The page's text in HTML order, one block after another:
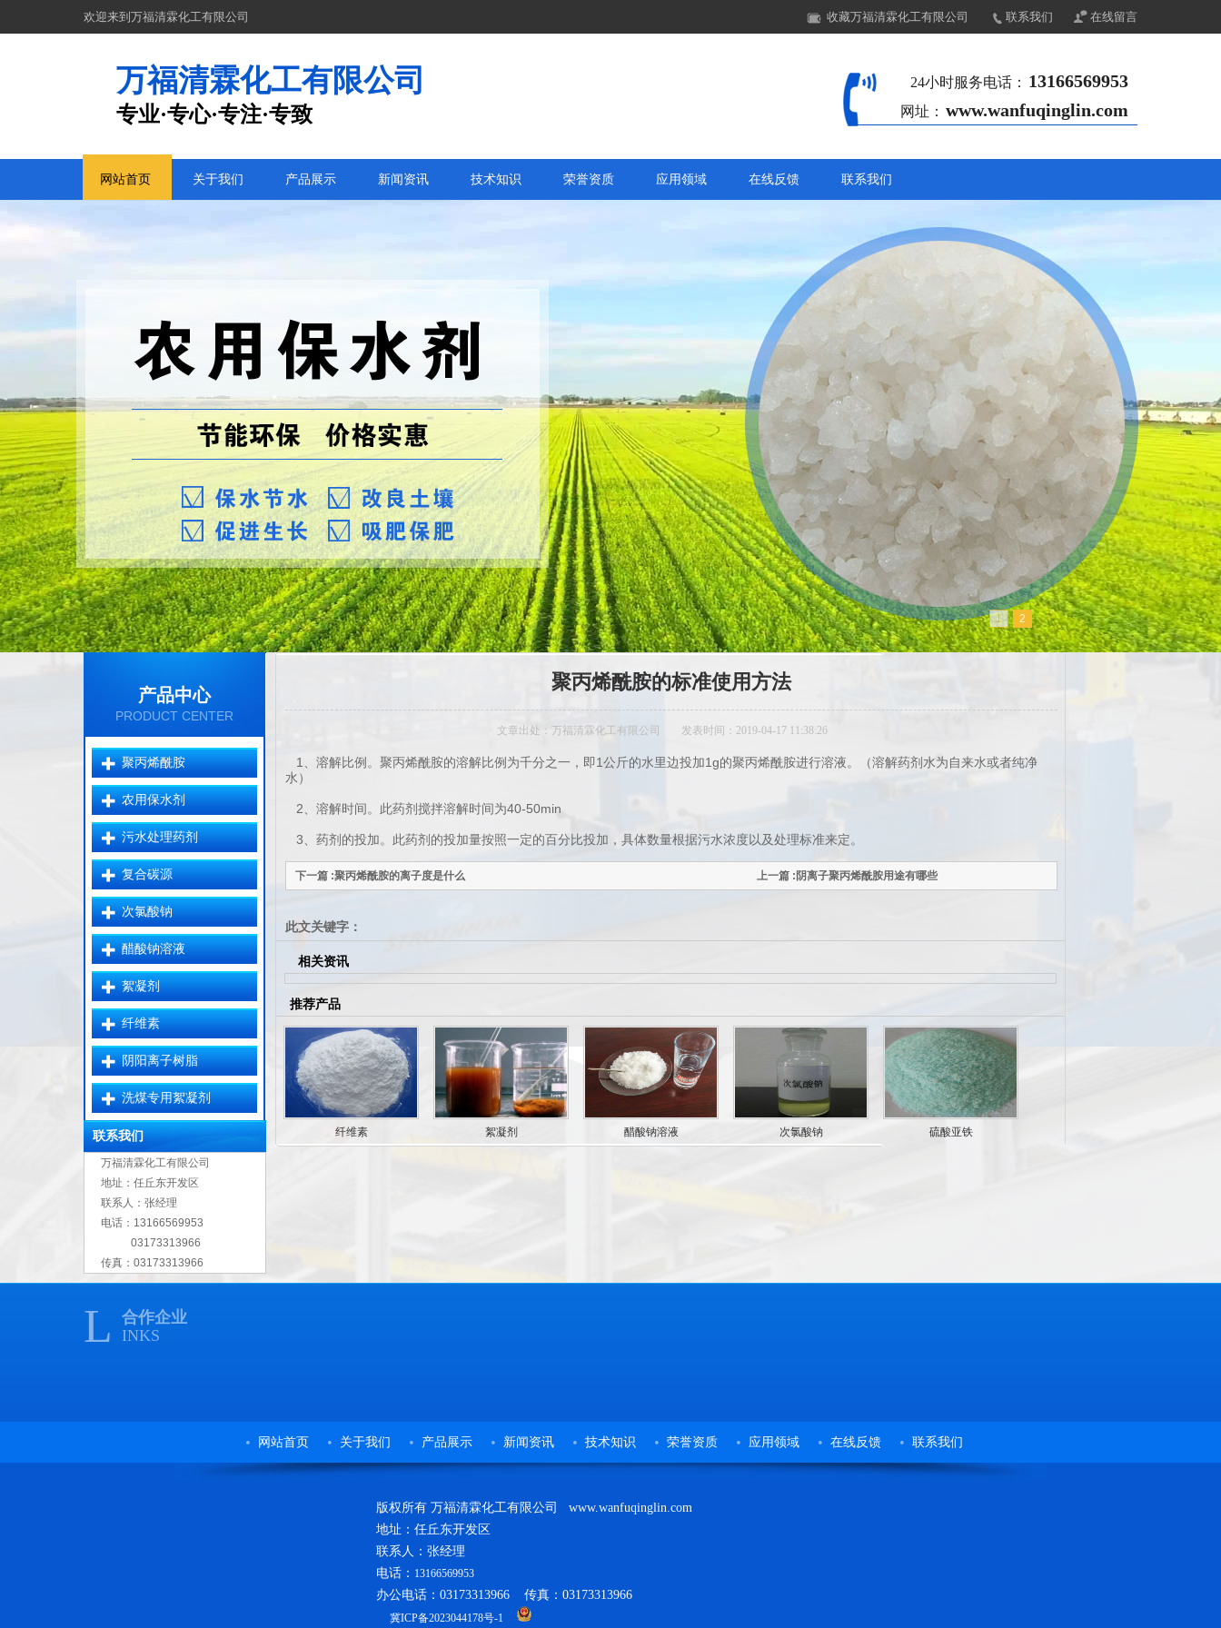
收藏万福清霖化工有限公司 联系我们 在线留言
欢迎来到万福清霖化工有限公司
24小时服务电话： 13166569953
网址： www.wanfuqinglin.com
万福清霖化工有限公司
专业·专心·专注·专致
网站首页 关于我们 产品展示 新闻资讯 技术知识 荣誉资质 应用领域 在线反馈 联系我们
1 2
产品中心
PRODUCT CENTER
聚丙烯酰胺
农用保水剂
污水处理药剂
复合碳源
次氯酸钠
醋酸钠溶液
絮凝剂
纤维素
阴阳离子树脂
洗煤专用絮凝剂
联系我们
万福清霖化工有限公司
地址：任丘东开发区
联系人：张经理
电话：13166569953
03173313966
传真：03173313966
聚丙烯酰胺的标准使用方法
文章出处：万福清霖化工有限公司 发表时间：2019-04-17 11:38:26
1、溶解比例。聚丙烯酰胺的溶解比例为千分之一，即1公斤的水里边投加1g的聚丙烯酰胺进行溶液。（溶解药剂水为自来水或者纯净
水）
2、溶解时间。此药剂搅拌溶解时间为40-50min
3、药剂的投加。此药剂的投加量按照一定的百分比投加，具体数量根据污水浓度以及处理标准来定。
上一篇 :阴离子聚丙烯酰胺用途有哪些
下一篇 :聚丙烯酰胺的离子度是什么
此文关键字：
相关资讯
推荐产品
纤维素 絮凝剂 醋酸钠溶液 次氯酸钠 硫酸亚铁
L
合作企业
INKS
网站首页 关于我们 产品展示 新闻资讯 技术知识 荣誉资质 应用领域 在线反馈 联系我们
版权所有 万福清霖化工有限公司 www.wanfuqinglin.com
地址：任丘东开发区
联系人：张经理
电话： 13166569953
办公电话：03173313966 传真：03173313966
冀ICP备2023044178号-1